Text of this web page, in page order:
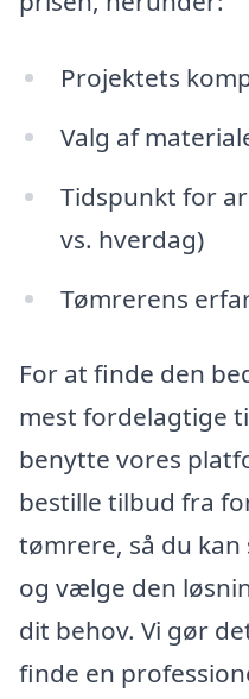
Projektets
Valg af
Tidspunkt for
vs. hverdag)
Tømrerens
For at finde den
mest fordelagtige
benytte vores
bestille tilbud fra
tømrere, så du
og vælge den
dit behov. Vi gør
finde en